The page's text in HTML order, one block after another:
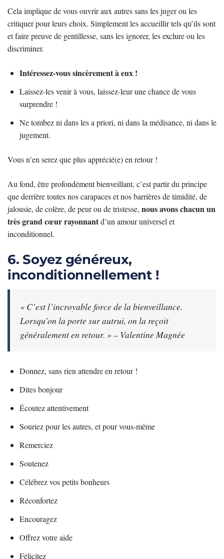
Cela implique de vous ouvrir aux autres sans les juger ou les
critiquer pour leurs choix. Simplement les accueillir tels qu’ils sont
et faire preuve de gentillesse, sans les ignorer, les exclure ou les
discriminer.
Intéressez-vous sincèrement à eux !
Laissez-les venir à vous, laissez-leur une chance de vous
surprendre !
Ne tombez ni dans les a priori, ni dans la médisance, ni dans le
jugement.
Vous n’en serez que plus apprécié(e) en retour !
Au fond, être profondément bienveillant, c’est partir du principe
que derrière toutes nos carapaces et nos barrières de timidité, de
jalousie, de colère, de peur ou de tristesse, nous avons chacun un
très grand cœur rayonnantd’un amour universel et
inconditionnel.
6. Soyez généreux,
inconditionnellement !
« C’est l’incroyable force de la bienveillance.
Lorsqu’on la porte sur autrui, on la reçoit
généralement en retour. » – Valentine Magnée
Donnez, sans rien attendre en retour !
Dites bonjour
Écoutez attentivement
Souriez pour les autres, et pour vous-même
Remerciez
Soutenez
Célébrez vos petits bonheurs
Réconfortez
Encouragez
Offrez votre aide
Félicitez